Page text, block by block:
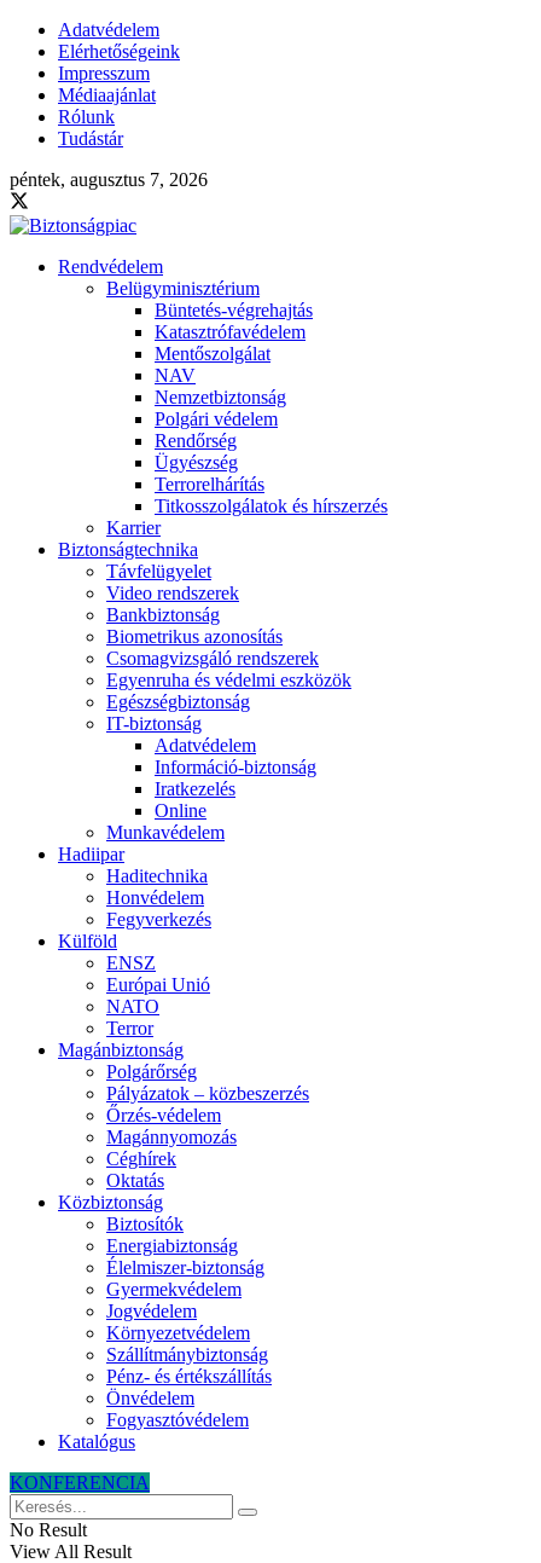
Adatvédelem
Elérhetőségeink
Impresszum
Médiaajánlat
Rólunk
Tudástár
péntek, augusztus 7, 2026
Rendvédelem
Belügyminisztérium
Büntetés-végrehajtás
Katasztrófavédelem
Mentőszolgálat
NAV
Nemzetbiztonság
Polgári védelem
Rendőrség
Ügyészség
Terrorelhárítás
Titkosszolgálatok és hírszerzés
Karrier
Biztonságtechnika
Távfelügyelet
Video rendszerek
Bankbiztonság
Biometrikus azonosítás
Csomagvizsgáló rendszerek
Egyenruha és védelmi eszközök
Egészségbiztonság
IT-biztonság
Adatvédelem
Információ-biztonság
Iratkezelés
Online
Munkavédelem
Hadiipar
Haditechnika
Honvédelem
Fegyverkezés
Külföld
ENSZ
Európai Unió
NATO
Terror
Magánbiztonság
Polgárőrség
Pályázatok – közbeszerzés
Őrzés-védelem
Magánnyomozás
Céghírek
Oktatás
Közbiztonság
Biztosítók
Energiabiztonság
Élelmiszer-biztonság
Gyermekvédelem
Jogvédelem
Környezetvédelem
Szállítmánybiztonság
Pénz- és értékszállítás
Önvédelem
Fogyasztóvédelem
Katalógus
KONFERENCIA
No Result
View All Result